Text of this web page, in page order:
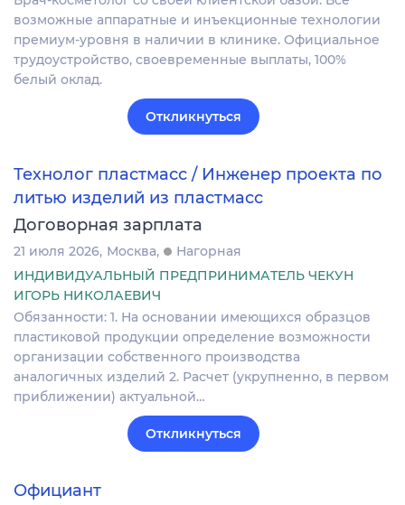
возможные аппаратные и инъекционные технологии
премиум-уровня в наличии в клинике. Официальное
трудоустройство, своевременные выплаты, 100%
белый оклад.
Откликнуться
Технолог пластмасс / Инженер проекта по
литью изделий из пластмасс
Договорная зарплата
21 июля 2026 Москва
Нагорная
ИНДИВИДУАЛЬНЫЙ ПРЕДПРИНИМАТЕЛЬ ЧЕКУН
ИГОРЬ НИКОЛАЕВИЧ
Обязанности: 1. На основании имеющихся образцов
пластиковой продукции определение возможности
организации собственного производства
аналогичных изделий 2. Расчет (укрупненно, в первом
приближении) актуальной…
Откликнуться
Официант